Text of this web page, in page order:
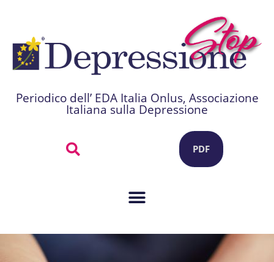
Periodico dell’ EDA Italia Onlus, Associazione
Italiana sulla Depressione
PDF